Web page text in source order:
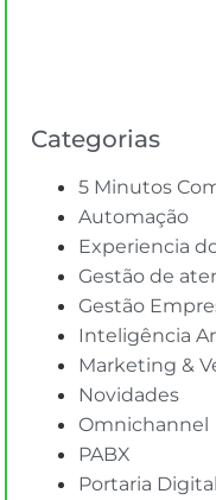
Categorias
5 Minutos
Automação
Experiencia
Gestão de
Gestão
Inteligência
Marketing &
Novidades
Omnichannel
PABX
Portaria Digital